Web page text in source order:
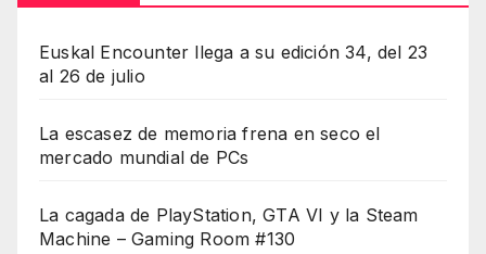
Euskal Encounter llega a su edición 34, del 23
al 26 de julio
La escasez de memoria frena en seco el
mercado mundial de PCs
La cagada de PlayStation, GTA VI y la Steam
Machine – Gaming Room #130